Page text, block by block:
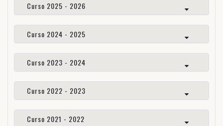
Curso 2025 - 2026
Curso 2024 - 2025
Curso 2023 - 2024
Curso 2022 - 2023
Curso 2021 - 2022